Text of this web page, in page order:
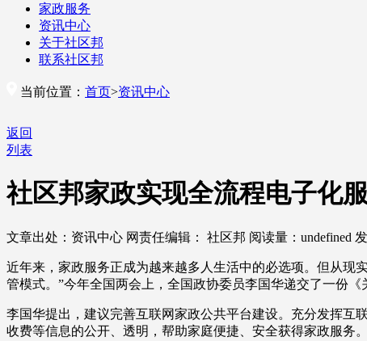
家政服务
资讯中心
关于社区邦
联系社区邦
当前位置： 首页>资讯中心
返回
列表
社区邦家政实现全流程电子化
文章出处：资讯中心 网责任编辑： 社区邦 阅读量： undefined
近年来，家政服务正成为越来越多人生活中的必选项。但从现
管模式。”今年全国两会上，全国政协委员李国华递交了一份《
李国华提出，建议完善互联网家政公共平台建设。充分发挥互
收费等信息的公开、透明，帮助家庭便捷、安全获得家政服务。